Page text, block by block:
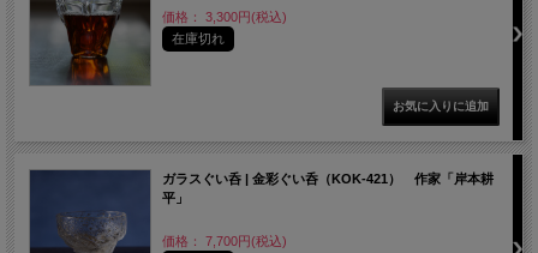
価格： 3,300円(税込)
在庫切れ
ガラスぐい呑 | 金彩ぐい呑（KOK-421） 作家「岸本耕
平」
価格： 7,700円(税込)